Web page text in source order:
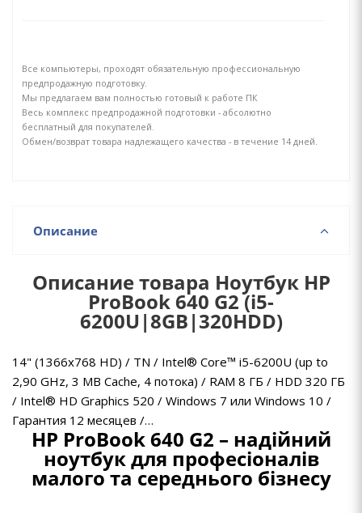
Все компьютеры, проходят обязательную профессиональную
предпродажную подготовку.
Мы предлагаем вам полностью готовый к работе ПК
Весь комплекс предпродажной подготовки - абсолютно
бесплатный для покупателей.
Обмен/возврат товара надлежащего качества - в течение 14 дней.
Описание
Описание товара Ноутбук HP
ProBook 640 G2 (i5-
6200U|8GB|320HDD)
14" (1366x768 HD) / TN / Intel® Core™ i5-6200U (up to
2,90 GHz, 3 MB Cache, 4 потока) / RAM 8 ГБ / HDD 320 ГБ
/ Intel® HD Graphics 520 / Windows 7 или Windows 10 /
Гарантия 12 месяцев /…
HP ProBook 640 G2 – надійний
ноутбук для професіоналів
малого та середнього бізнесу